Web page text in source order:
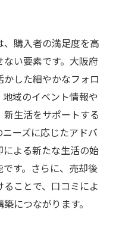
購入者の満足度を高
い要素です。大阪府
した細やかなフォロ
域のイベント情報や
生活をサポートする
ーズに応じたアドバ
よる新たな生活の始
す。さらに、売却後
ことで、口コミによ
につながります。